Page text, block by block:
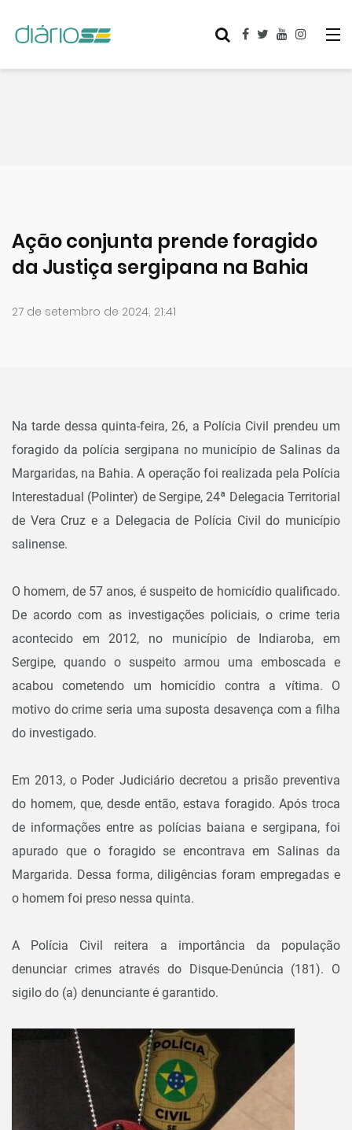
Ação conjunta prende foragido
da Justiça sergipana na Bahia
27 de setembro de 2024, 21:41
Na tarde dessa quinta-feira, 26, a Polícia Civil prendeu um
foragido da polícia sergipana no município de Salinas da
Margaridas, na Bahia. A operação foi realizada pela Polícia
Interestadual (Polinter) de Sergipe, 24ª Delegacia Territorial
de Vera Cruz e a Delegacia de Polícia Civil do município
salinense.
O homem, de 57 anos, é suspeito de homicídio qualificado.
De acordo com as investigações policiais, o crime teria
acontecido em 2012, no município de Indiaroba, em
Sergipe, quando o suspeito armou uma emboscada e
acabou cometendo um homicídio contra a vítima. O
motivo do crime seria uma suposta desavença com a filha
do investigado.
Em 2013, o Poder Judiciário decretou a prisão preventiva
do homem, que, desde então, estava foragido. Após troca
de informações entre as polícias baiana e sergipana, foi
apurado que o foragido se encontrava em Salinas da
Margarida. Dessa forma, diligências foram empregadas e
o homem foi preso nessa quinta.
A Polícia Civil reitera a importância da população
denunciar crimes através do Disque-Denúncia (181). O
sigilo do (a) denunciante é garantido.